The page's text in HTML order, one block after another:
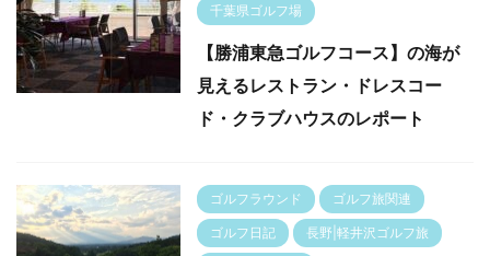
千葉県ゴルフ場
【勝浦東急ゴルフコース】の海が
見えるレストラン・ドレスコー
ド・クラブハウスのレポート
ゴルフラウンド ゴルフ旅関連
ゴルフ日記 長野|軽井沢ゴルフ旅